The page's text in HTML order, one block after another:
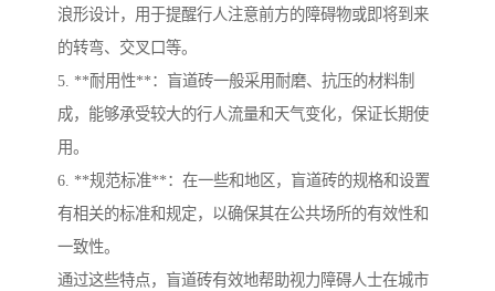
浪形设计，用于提醒行人注意前方的障碍物或即将到来
的转弯、交叉口等。
5. **耐用性**：盲道砖一般采用耐磨、抗压的材料制
成，能够承受较大的行人流量和天气变化，保证长期使
用。
6. **规范标准**：在一些和地区，盲道砖的规格和设置
有相关的标准和规定，以确保其在公共场所的有效性和
一致性。
通过这些特点，盲道砖有效地帮助视力障碍人士在城市